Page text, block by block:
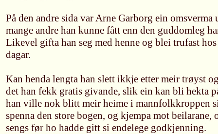
På den andre sida var Arne Garborg ein
mange andre han kunne fått enn den guddomleg
Likevel gifta han seg med henne og blei trufast
dagar.
Kan henda lengta han slett ikkje etter meir trøyst
det han fekk gratis givande, slik ein kan bli hekta
han ville nok blitt meir heime i mannfolkkroppen
spenna den store bogen, og kjempa mot
sengs før ho hadde gitt si endelege godkjenning.